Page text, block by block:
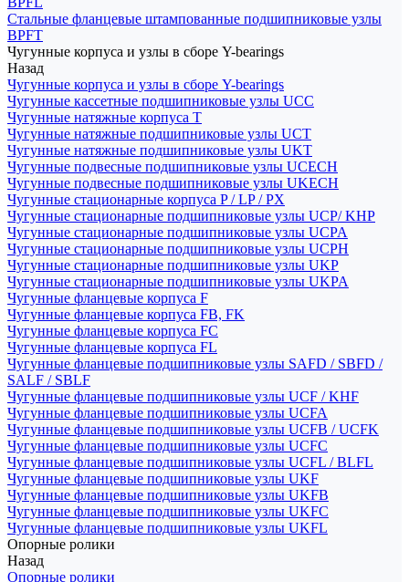
Стальные фланцевые штампованные подшипниковые узлы
BPFT
Чугунные корпуса и узлы в сборе Y-bearings
Назад
Чугунные корпуса и узлы в сборе Y-bearings
Чугунные кассетные подшипниковые узлы UCC
Чугунные натяжные корпуса T
Чугунные натяжные подшипниковые узлы UCT
Чугунные натяжные подшипниковые узлы UKT
Чугунные подвесные подшипниковые узлы UCECH
Чугунные подвесные подшипниковые узлы UKECH
Чугунные стационарные корпуса P / LP / PX
Чугунные стационарные подшипниковые узлы UCP/ KHP
Чугунные стационарные подшипниковые узлы UCPA
Чугунные стационарные подшипниковые узлы UCPH
Чугунные стационарные подшипниковые узлы UKP
Чугунные стационарные подшипниковые узлы UKPA
Чугунные фланцевые корпуса F
Чугунные фланцевые корпуса FB, FK
Чугунные фланцевые корпуса FC
Чугунные фланцевые корпуса FL
Чугунные фланцевые подшипниковые узлы SAFD / SBFD /
SALF / SBLF
Чугунные фланцевые подшипниковые узлы UCF / KHF
Чугунные фланцевые подшипниковые узлы UCFA
Чугунные фланцевые подшипниковые узлы UCFB / UCFK
Чугунные фланцевые подшипниковые узлы UCFC
Чугунные фланцевые подшипниковые узлы UCFL / BLFL
Чугунные фланцевые подшипниковые узлы UKF
Чугунные фланцевые подшипниковые узлы UKFB
Чугунные фланцевые подшипниковые узлы UKFC
Чугунные фланцевые подшипниковые узлы UKFL
Опорные ролики
Назад
Опорные ролики